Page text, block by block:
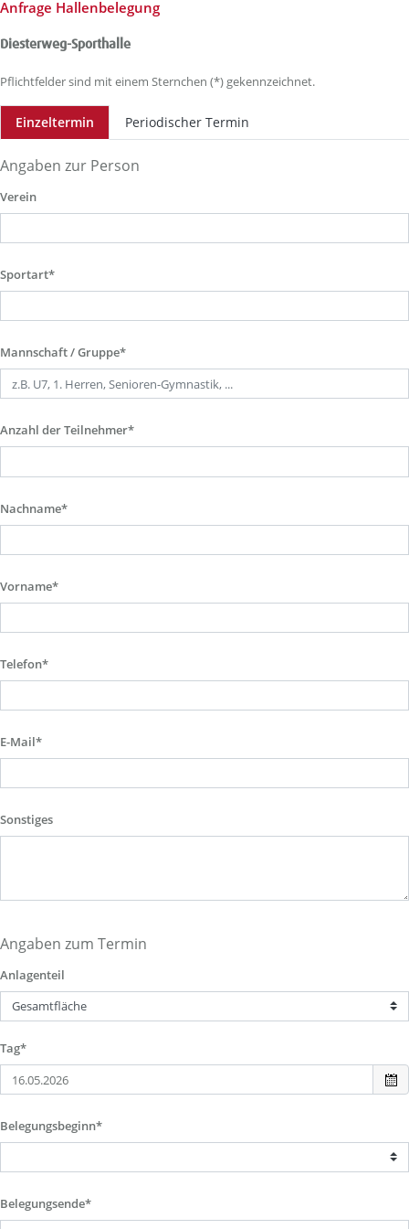
Anfrage Hallenbelegung
Diesterweg-Sporthalle
Pflichtfelder sind mit einem Sternchen (*) gekennzeichnet.
Einzeltermin Periodischer Termin
Angaben zur Person
Verein
Sportart*
Mannschaft / Gruppe*
Anzahl der Teilnehmer*
Nachname*
Vorname*
Telefon*
E-Mail*
Sonstiges
Angaben zum Termin
Anlagenteil
Tag*
Belegungsbeginn*
Belegungsende*